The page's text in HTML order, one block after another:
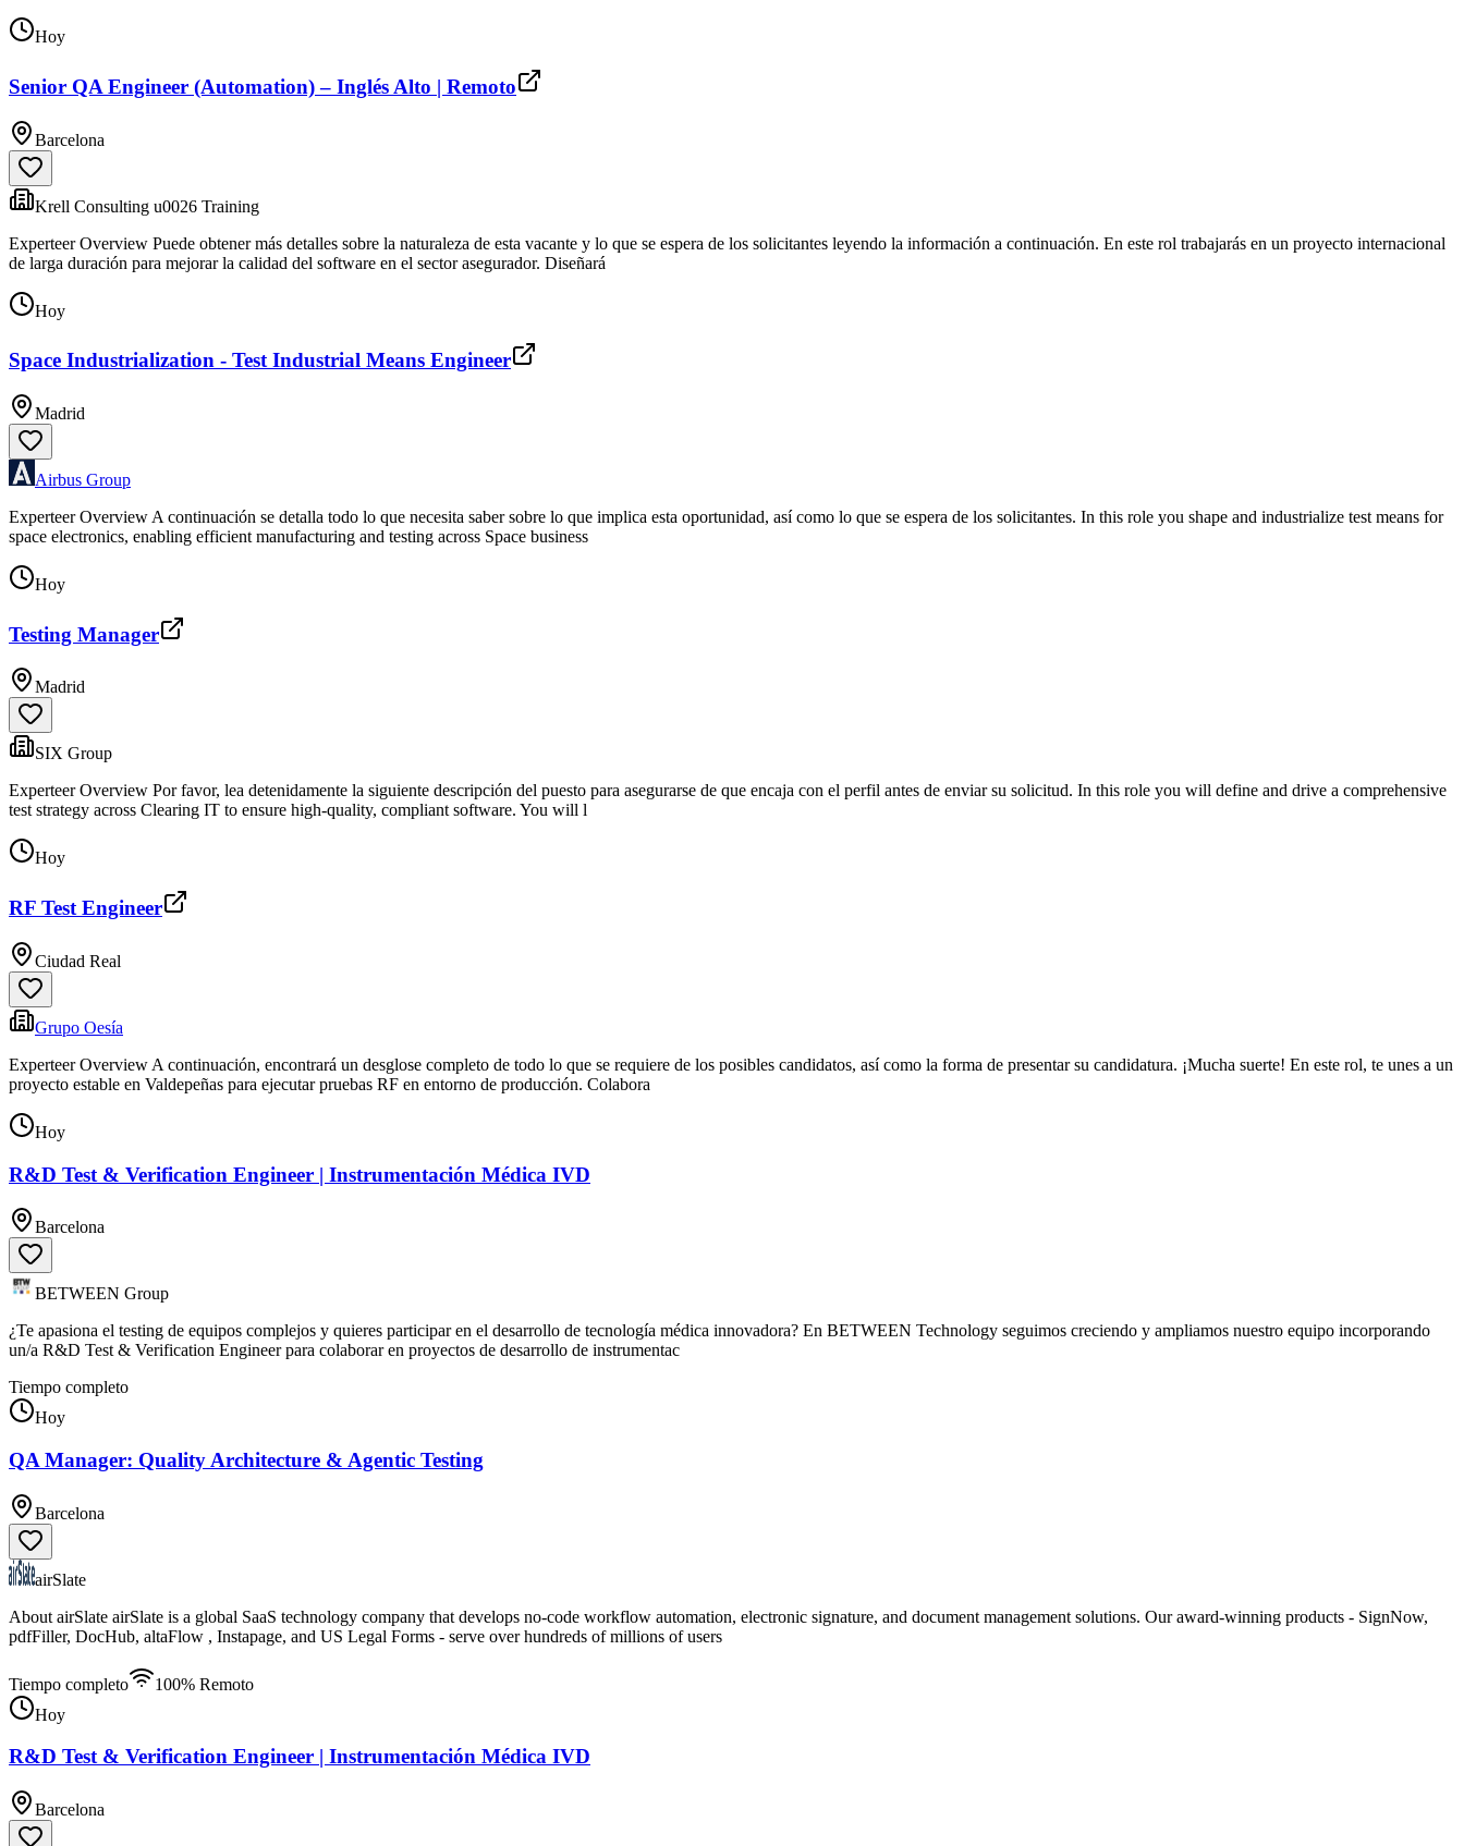
Hoy
Senior QA Engineer (Automation) – Inglés Alto | Remoto
Barcelona
Krell Consulting u0026 Training
Experteer Overview Puede obtener más detalles sobre la naturaleza de esta vacante y lo que se espera de los solicitantes leyendo la información a continuación. En este rol trabajarás en un proyecto internacional
de larga duración para mejorar la calidad del software en el sector asegurador. Diseñará
Hoy
Space Industrialization - Test Industrial Means Engineer
Madrid
Airbus Group
Experteer Overview A continuación se detalla todo lo que necesita saber sobre lo que implica esta oportunidad, así como lo que se espera de los solicitantes. In this role you shape and industrialize test means for
space electronics, enabling efficient manufacturing and testing across Space business
Hoy
Testing Manager
Madrid
SIX Group
Experteer Overview Por favor, lea detenidamente la siguiente descripción del puesto para asegurarse de que encaja con el perfil antes de enviar su solicitud. In this role you will define and drive a comprehensive
test strategy across Clearing IT to ensure high-quality, compliant software. You will l
Hoy
RF Test Engineer
Ciudad Real
Grupo Oesía
Experteer Overview A continuación, encontrará un desglose completo de todo lo que se requiere de los posibles candidatos, así como la forma de presentar su candidatura. ¡Mucha suerte! En este rol, te unes a un
proyecto estable en Valdepeñas para ejecutar pruebas RF en entorno de producción. Colabora
Hoy
R&D Test & Verification Engineer | Instrumentación Médica IVD
Barcelona
BETWEEN Group
¿Te apasiona el testing de equipos complejos y quieres participar en el desarrollo de tecnología médica innovadora? En BETWEEN Technology seguimos creciendo y ampliamos nuestro equipo incorporando
un/a R&D Test & Verification Engineer para colaborar en proyectos de desarrollo de instrumentac
Tiempo completo
Hoy
QA Manager: Quality Architecture & Agentic Testing
Barcelona
airSlate
About airSlate airSlate is a global SaaS technology company that develops no-code workflow automation, electronic signature, and document management solutions. Our award-winning products - SignNow,
pdfFiller, DocHub, altaFlow , Instapage, and US Legal Forms - serve over hundreds of millions of users
Tiempo completo
100% Remoto
Hoy
R&D Test & Verification Engineer | Instrumentación Médica IVD
Barcelona